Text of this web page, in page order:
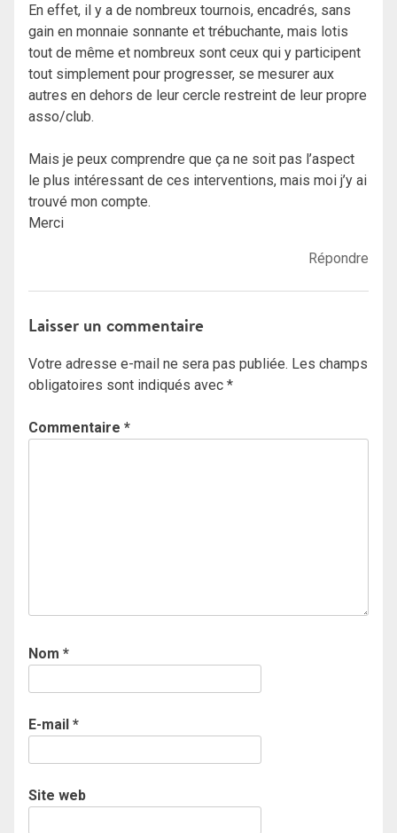
En effet, il y a de nombreux tournois, encadrés, sans
gain en monnaie sonnante et trébuchante, mais lotis
tout de même et nombreux sont ceux qui y participent
tout simplement pour progresser, se mesurer aux
autres en dehors de leur cercle restreint de leur propre
asso/club.
Mais je peux comprendre que ça ne soit pas l’aspect
le plus intéressant de ces interventions, mais moi j’y ai
trouvé mon compte.
Merci
Répondre
Laisser un commentaire
Votre adresse e-mail ne sera pas publiée. Les champs
obligatoires sont indiqués avec *
Commentaire *
Nom *
E-mail *
Site web